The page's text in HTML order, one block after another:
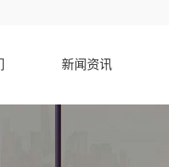
新闻资讯